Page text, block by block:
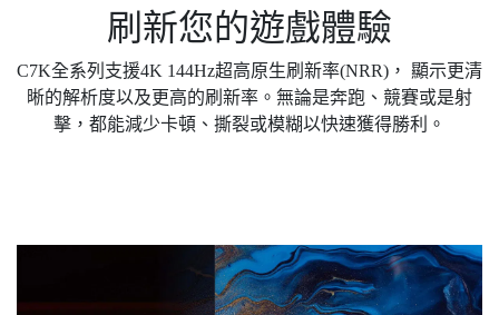
刷新您的遊戲體驗
C7K全系列支援4K 144Hz超高原生刷新率(NRR)， 顯示更清
晰的解析度以及更高的刷新率。無論是奔跑、競賽或是射
擊，都能減少卡頓、撕裂或模糊以快速獲得勝利。